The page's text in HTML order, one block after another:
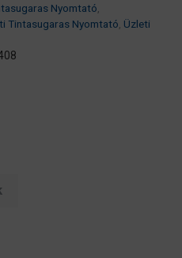
Nyomtató
Tintasugaras Nyomtató Üzleti